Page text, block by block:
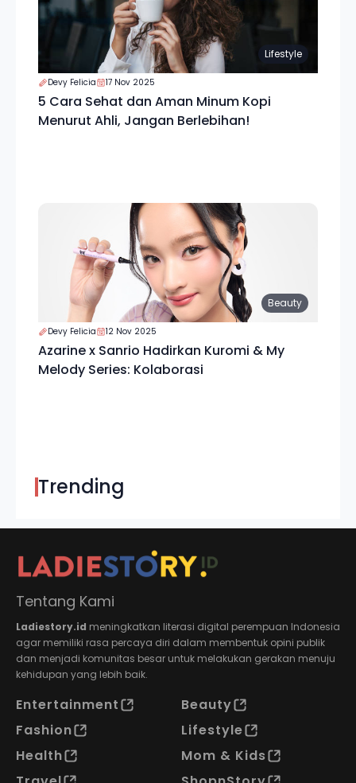
Lifestyle
Devy Felicia 17 Nov 2025
5 Cara Sehat dan Aman Minum Kopi
Menurut Ahli, Jangan Berlebihan!
Beauty
Devy Felicia 12 Nov 2025
Azarine x Sanrio Hadirkan Kuromi & My
Melody Series: Kolaborasi
Trending
Tentang Kami
Ladiestory.id meningkatkan literasi digital perempuan Indonesia
agar memiliki rasa percaya diri dalam membentuk opini publik
dan menjadi komunitas besar untuk melakukan gerakan menuju
kehidupan yang lebih baik.
Entertainment
Beauty
Fashion
Lifestyle
Health
Mom & Kids